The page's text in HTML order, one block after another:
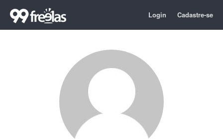
Login Cadastre-se